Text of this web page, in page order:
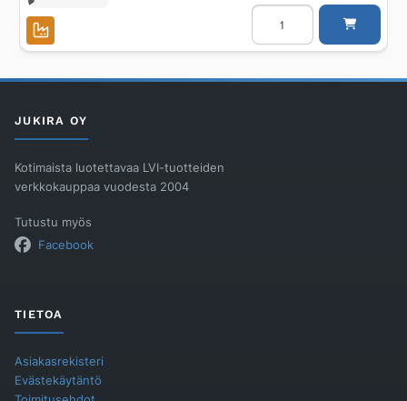
Kansiritilä
BLÜCHER
WATERLINE
50x232/AISI304/VIENNA
JUKIRA OY
Kotimaista luotettavaa LVI-tuotteiden
verkkokauppaa vuodesta 2004
Tutustu myös
Facebook
TIETOA
Asiakasrekisteri
Evästekäytäntö